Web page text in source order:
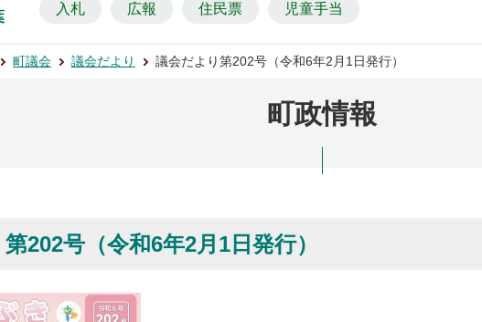
入札 広報 住民票 児童手当
町議会 議会だより 議会だより第202号（令和6年2月1日発行）
町政情報
202号（令和6年2月1日発行）